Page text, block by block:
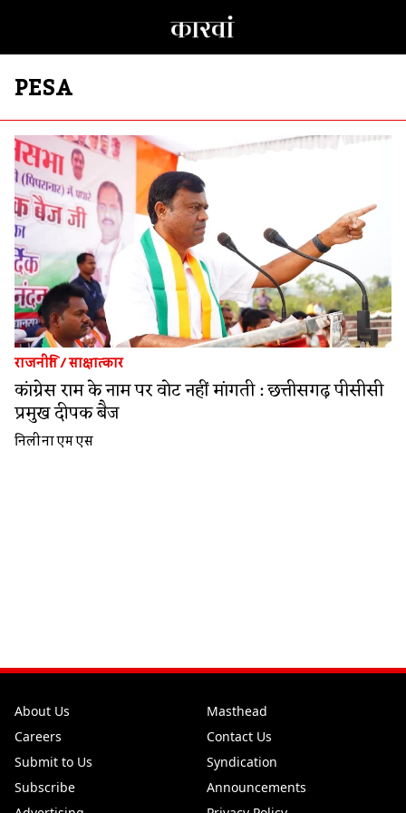
PESA
राजनीति/साक्षात्कार
कांग्रेस राम के नाम पर वोट नहीं मांगती : छत्तीसगढ़ पीसीसी
प्रमुख दीपक बैज
निलीना एम एस
About Us
Masthead
Careers
Contact Us
Submit to Us
Syndication
Subscribe
Announcements